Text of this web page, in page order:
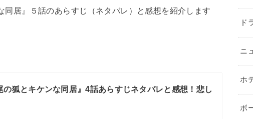
居』５話のあらすじ（ネタバレ）と感想を紹介します
の狐とキケンな同居』4話あらすじネタバレと感想！悲し
ド
ニ
ホ
ボ